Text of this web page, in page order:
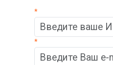
*
*